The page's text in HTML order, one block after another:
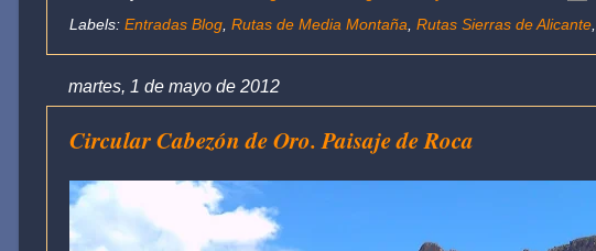
Labels: Entradas Blog, Rutas de Media Montaña, Rutas Sierras de Alicante,
martes, 1 de mayo de 2012
Circular Cabezón de Oro. Paisaje de Roca